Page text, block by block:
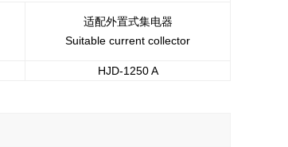
适配外置式集电器
Suitable current collector
HJD-1250 A